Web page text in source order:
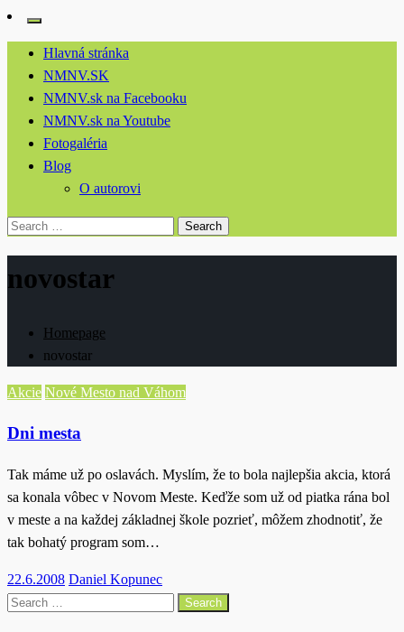
Hlavná stránka
NMNV.SK
NMNV.sk na Facebooku
NMNV.sk na Youtube
Fotogaléria
Blog
O autorovi
Search
novostar
Homepage
novostar
Akcie Nové Mesto nad Váhom
Dni mesta
Tak máme už po oslavách. Myslím, že to bola najlepšia akcia, ktorá
sa konala vôbec v Novom Meste. Keďže som už od piatka rána bol
v meste a na každej základnej škole pozrieť, môžem zhodnotiť, že
tak bohatý program som…
Posted
on
22.6.2008 Daniel Kopunec
Search